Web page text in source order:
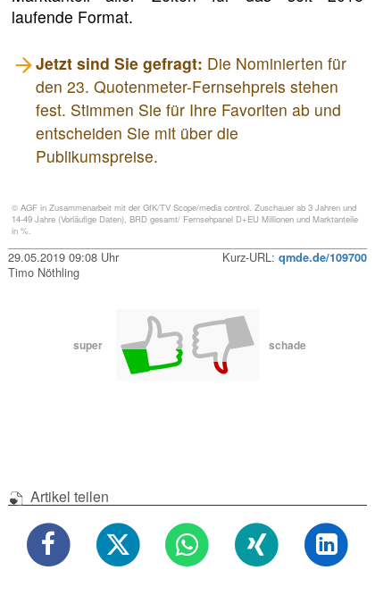
laufende Format.
Jetzt sind Sie gefragt: Die Nominierten für
den 23. Quotenmeter-Fernsehpreis stehen
fest. Stimmen Sie für Ihre Favoriten ab und
entscheiden Sie mit über die
Publikumspreise.
© AGF in Zusammenarbeit mit der GfK/TV Scope/media control. Zuschauer ab 3 Jahren und
14-49 Jahre (Vorläufige Daten), BRD gesamt/ Fernsehpanel D+EU Millionen und Marktanteile
in %.
29.05.2019 09:08 Uhr Kurz-URL: qmde.de/109700
Timo Nöthling
super schade
Artikel teilen